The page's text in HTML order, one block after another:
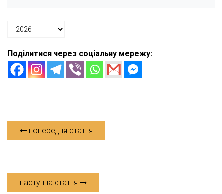
Поділитися через соціальну мережу:
попередня стаття
наступна стаття